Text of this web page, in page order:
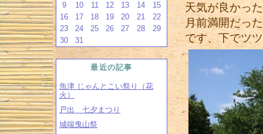
9
10 11 12 13 14
15
16
17 18 19 20 21
22
23
24 25 26 27 28
29
30
31
最近の記事
魚津 じゃんとこい祭り（花
火）
戸出 七夕まつり
城端曳山祭
天気が良かっ
月前満開だっ
です、下でツ